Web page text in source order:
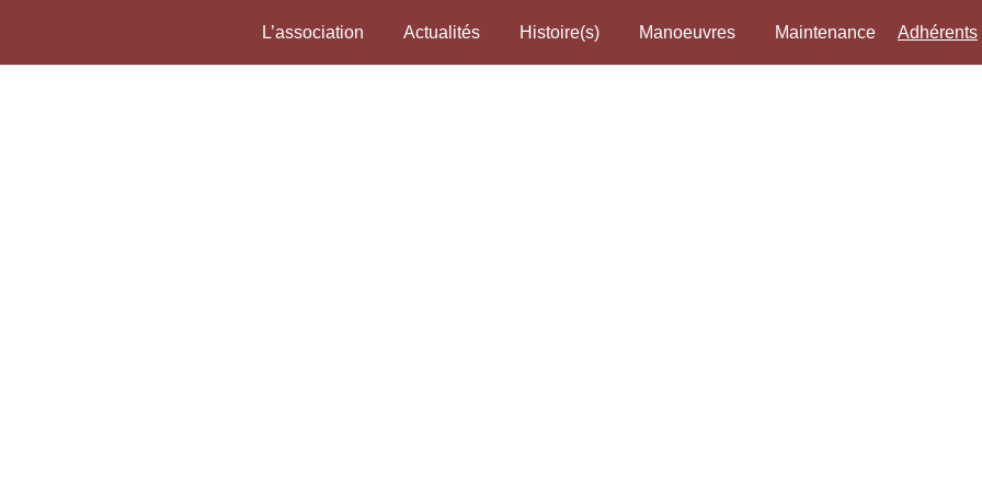
L’association Actualités Histoire(s) Manoeuvres Maintenance Adhérents